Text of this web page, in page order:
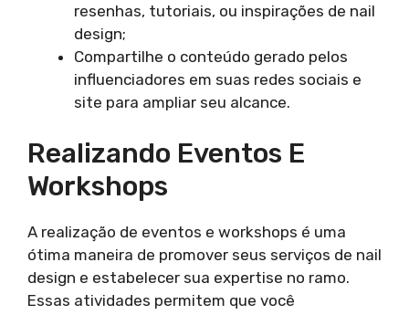
resenhas, tutoriais, ou inspirações de nail
design;
Compartilhe o conteúdo gerado pelos
influenciadores em suas redes sociais e
site para ampliar seu alcance.
Realizando Eventos E
Workshops
A realização de eventos e workshops é uma
ótima maneira de promover seus serviços de nail
design e estabelecer sua expertise no ramo.
Essas atividades permitem que você